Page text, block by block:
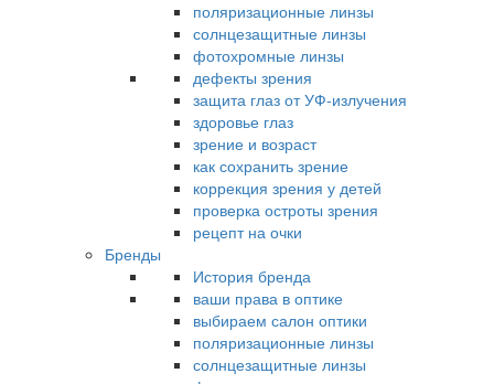
поляризационные линзы
солнцезащитные линзы
фотохромные линзы
дефекты зрения
защита глаз от УФ-излучения
здоровье глаз
зрение и возраст
как сохранить зрение
коррекция зрения у детей
проверка остроты зрения
рецепт на очки
Бренды
История бренда
ваши права в оптике
выбираем салон оптики
поляризационные линзы
солнцезащитные линзы